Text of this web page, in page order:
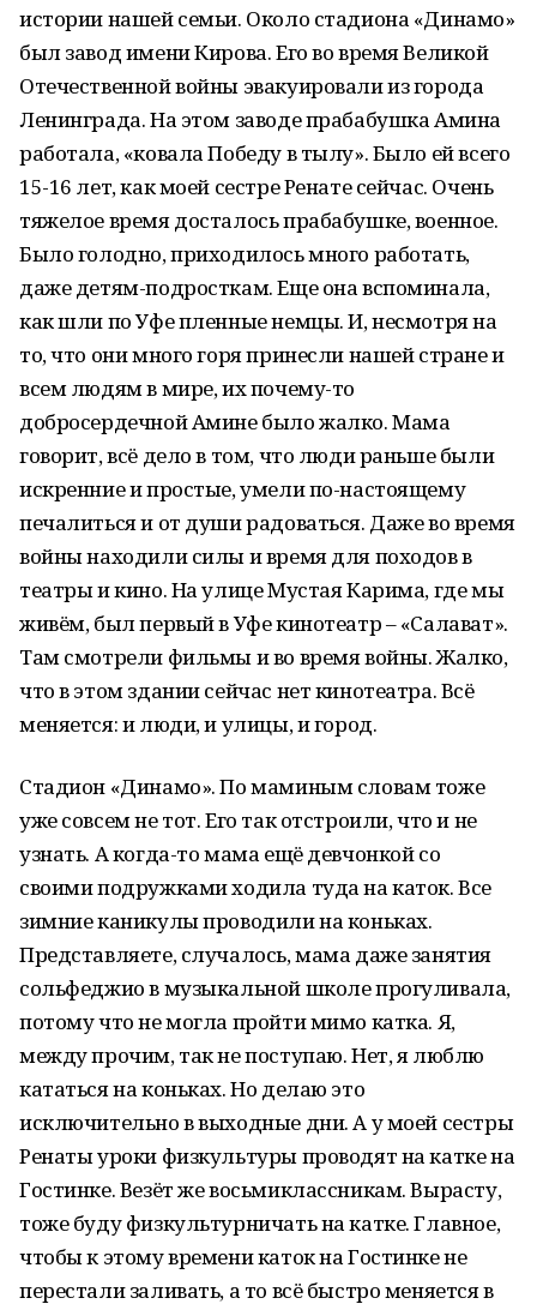
истории нашей семьи. Около стадиона «Динамо»
был завод имени Кирова. Его во время Великой
Отечественной войны эвакуировали из города
Ленинграда. На этом заводе прабабушка Амина
работала, «ковала Победу в тылу». Было ей всего
15-16 лет, как моей сестре Ренате сейчас. Очень
тяжелое время досталось прабабушке, военное.
Было голодно, приходилось много работать,
даже детям-подросткам. Еще она вспоминала,
как шли по Уфе пленные немцы. И, несмотря на
то, что они много горя принесли нашей стране и
всем людям в мире, их почему-то
добросердечной Амине было жалко. Мама
говорит, всё дело в том, что люди раньше были
искренние и простые, умели по-настоящему
печалиться и от души радоваться. Даже во время
войны находили силы и время для походов в
театры и кино. На улице Мустая Карима, где мы
живём, был первый в Уфе кинотеатр – «Салават».
Там смотрели фильмы и во время войны. Жалко,
что в этом здании сейчас нет кинотеатра. Всё
меняется: и люди, и улицы, и город.
Стадион «Динамо». По маминым словам тоже
уже совсем не тот. Его так отстроили, что и не
узнать. А когда-то мама ещё девчонкой со
своими подружками ходила туда на каток. Все
зимние каникулы проводили на коньках.
Представляете, случалось, мама даже занятия
сольфеджио в музыкальной школе прогуливала,
потому что не могла пройти мимо катка. Я,
между прочим, так не поступаю. Нет, я люблю
кататься на коньках. Но делаю это
исключительно в выходные дни. А у моей сестры
Ренаты уроки физкультуры проводят на катке на
Гостинке. Везёт же восьмиклассникам. Вырасту,
тоже буду физкультурничать на катке. Главное,
чтобы к этому времени каток на Гостинке не
перестали заливать, а то всё быстро меняется в